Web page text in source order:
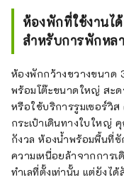
ห้องพักที่ใช้งานไ
สำหรับการพักหล
ห้องพักกว้างขวางขนาด
พร้อมโต๊ะขนาดใหญ่ สะ
หรือใช้บริการรูมเซอร์วิ
กระเป๋าเดินทางใบใหญ่
กังวล ห้องน้ำพร้อมพื้นที่ซั
ความเหนื่อยล้าจากการเ
ทำเลที่ตั้งเท่านั้น แต่ยังไ